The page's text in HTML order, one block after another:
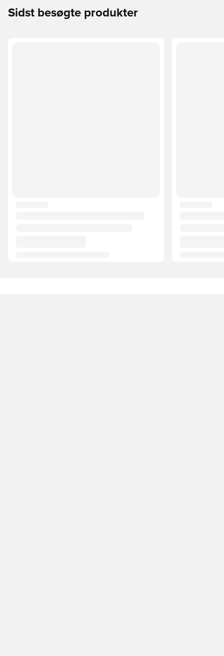
Sidst besøgte produkter